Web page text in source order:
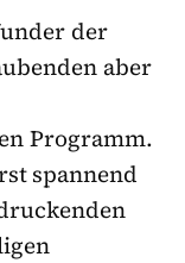
der
aber
Programm.
spannend